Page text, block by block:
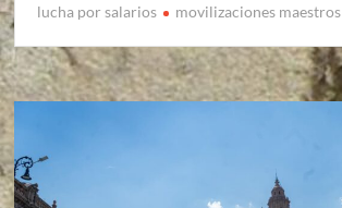
lucha por salarios
movilizaciones maestros